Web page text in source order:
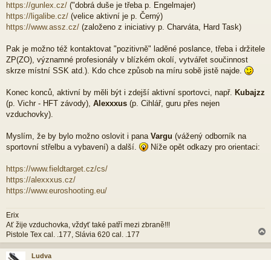
k
https://gunlex.cz/ ("dobrá duše je třeba p. Engelmajer)
https://ligalibe.cz/ (velice aktivní je p. Černý)
https://www.assz.cz/ (založeno z iniciativy p. Charváta, Hard Task)
Pak je možno též kontaktovat "pozitivně" laděné poslance, třeba i držitele
ZP(ZO), významné profesionály v blízkém okolí, vytvářet součinnost
skrze místní SSK atd.). Kdo chce způsob na míru sobě jistě najde.
Konec konců, aktivní by měli být i zdejší aktivní sportovci, např. Kubajzz
(p. Vichr - HFT závody), Alexxxus (p. Cihlář, guru přes nejen
vzduchovky).
Myslím, že by bylo možno oslovit i pana Vargu (vážený odborník na
sportovní střelbu a vybavení) a další.
Níže opět odkazy pro orientaci:
https://www.fieldtarget.cz/cs/
https://alexxxus.cz/
https://www.euroshooting.eu/
Erix
Ať žije vzduchovka, vždyť také patří mezi zbraně!!!
Pistole Tex cal. .177, Slávia 620 cal. .177
a
h
Ludva